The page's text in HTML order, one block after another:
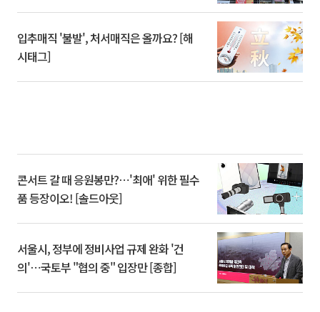
입추매직 '불발', 처서매직은 올까요? [해
시태그]
콘서트 갈 때 응원봉만?⋯'최애' 위한 필수
품 등장이오! [솔드아웃]
서울시, 정부에 정비사업 규제 완화 '건
의'⋯국토부 "협의 중" 입장만 [종합]